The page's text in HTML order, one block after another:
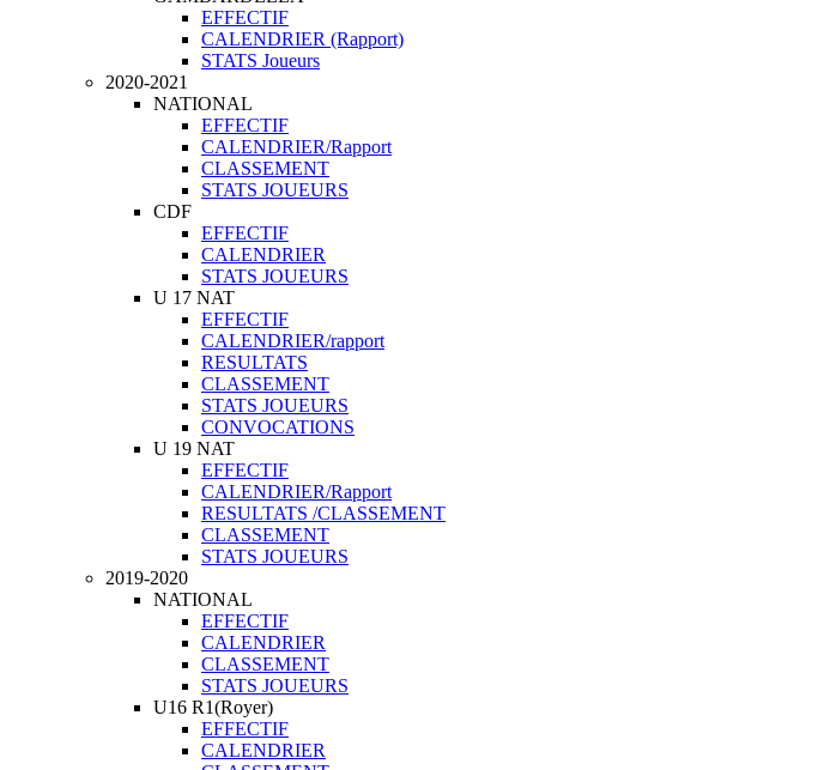
EFFECTIF
CALENDRIER (Rapport)
STATS Joueurs
2020-2021
NATIONAL
EFFECTIF
CALENDRIER/Rapport
CLASSEMENT
STATS JOUEURS
CDF
EFFECTIF
CALENDRIER
STATS JOUEURS
U 17 NAT
EFFECTIF
CALENDRIER/rapport
RESULTATS
CLASSEMENT
STATS JOUEURS
CONVOCATIONS
U 19 NAT
EFFECTIF
CALENDRIER/Rapport
RESULTATS /CLASSEMENT
CLASSEMENT
STATS JOUEURS
2019-2020
NATIONAL
EFFECTIF
CALENDRIER
CLASSEMENT
STATS JOUEURS
U16 R1(Royer)
EFFECTIF
CALENDRIER